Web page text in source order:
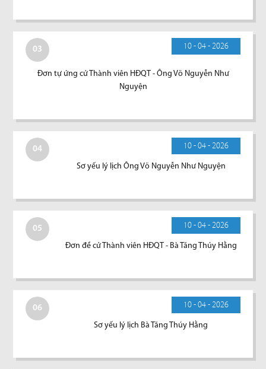
03 10 - 04 - 2026
Đơn tự ứng cử Thành viên HĐQT - Ông Võ Nguyễn Như
Nguyện
04 10 - 04 - 2026
Sơ yếu lý lịch Ông Võ Nguyễn Như Nguyện
05 10 - 04 - 2026
Đơn đề cử Thành viên HĐQT - Bà Tăng Thúy Hằng
06 10 - 04 - 2026
Sơ yếu lý lịch Bà Tăng Thúy Hằng